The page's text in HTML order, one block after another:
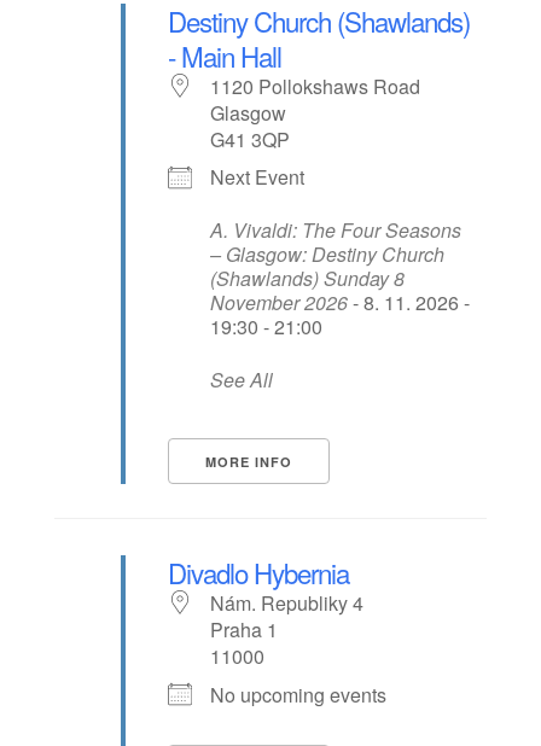
Destiny Church (Shawlands)
- Main Hall
1120 Pollokshaws Road
Glasgow
G41 3QP
Next Event
A. Vivaldi: The Four Seasons
– Glasgow: Destiny Church
(Shawlands) Sunday 8
November 2026- 8. 11. 2026 -
19:30 - 21:00
See All
MORE INFO
Divadlo Hybernia
Nám. Republiky 4
Praha 1
11000
No upcoming events